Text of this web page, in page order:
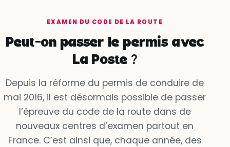
EXAMEN DU CODE DE LA ROUTE
Peut-on passer le permis avec
La Poste ?
Depuis la réforme du permis de conduire de
mai 2016, il est désormais possible de passer
l’épreuve du code de la route dans de
nouveaux centres d’examen partout en
France. C’est ainsi que, chaque année, des